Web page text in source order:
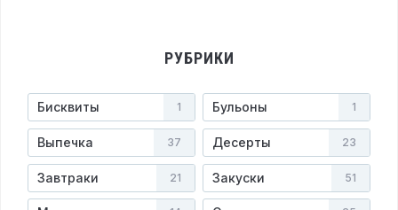
РУБРИКИ
Бисквиты 1 Бульоны 1
Выпечка 37 Десерты 23
Завтраки 21 Закуски 51